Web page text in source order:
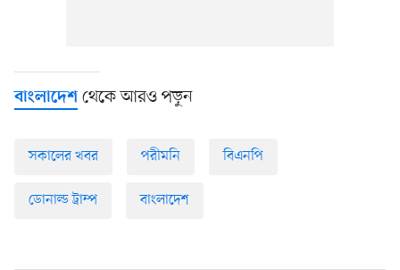
বাংলাদেশ থেকে আরও পড়ুন
সকালের খবর পরীমনি বিএনপি
ডোনাল্ড ট্রাম্প বাংলাদেশ